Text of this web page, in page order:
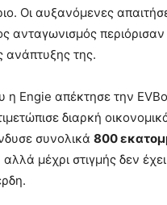
Οι αυξανόμενες
ανταγωνισμός περιόρισαν
ανάπτυξης της.
η Engie απέκτησε την
διαρκή
συνολικά 800
μέχρι στιγμής δεν